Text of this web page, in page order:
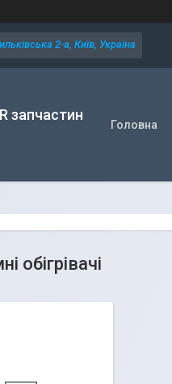
2-а, Київ, Україна
запчастин
Головна
обігрівачі